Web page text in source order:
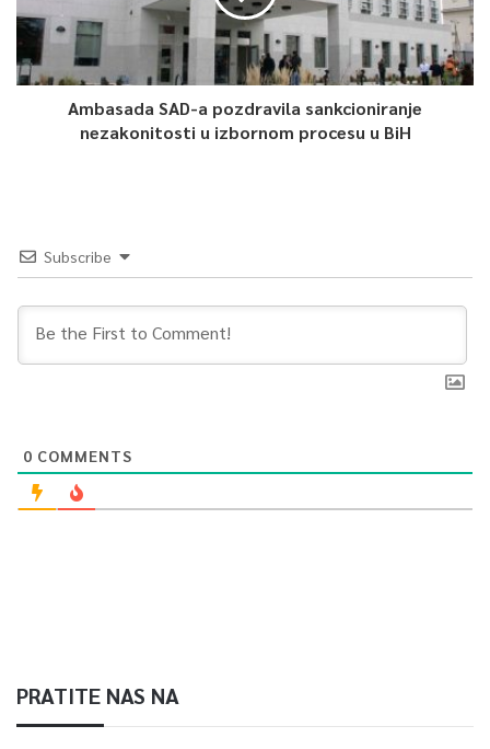
Ambasada SAD-a pozdravila sankcioniranje
nezakonitosti u izbornom procesu u BiH
Subscribe
0 COMMENTS
PRATITE NAS NA